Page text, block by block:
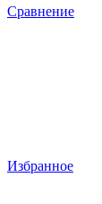
Сравнение
Избранное